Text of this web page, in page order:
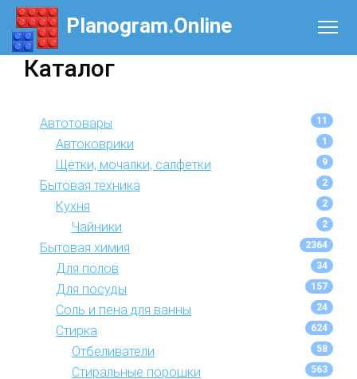
Planogram.Online
Каталог
Автотовары 11
Автоковрики 1
Щетки, мочалки, салфетки 9
Бытовая техника 2
Кухня 2
Чайники 2
Бытовая химия 2364
Для полов 34
Для посуды 157
Соль и пена для ванны 24
Стирка 624
Отбеливатели 58
Стиральные порошки 563